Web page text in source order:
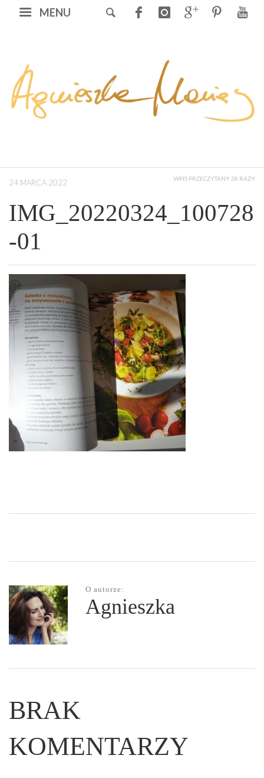
MENU
24 MARCA 2022 WPIS PRZECZYTANY 28 RAZY
IMG_20220324_100728
-01
O autorze:
Agnieszka
BRAK
KOMENTARZY